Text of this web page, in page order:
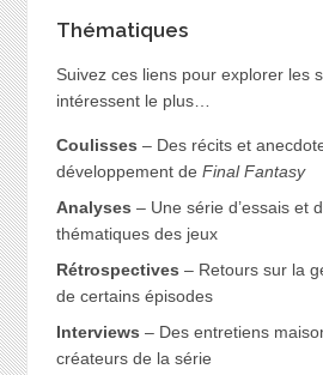
Thématiques
Suivez ces liens pour explorer les
intéressent le plus…
Coulisses – Des récits et
développement de Final Fantasy
Analyses – Une série d’essais et
thématiques des jeux
Rétrospectives – Retours sur la
de certains épisodes
Interviews – Des entretiens
créateurs de la série